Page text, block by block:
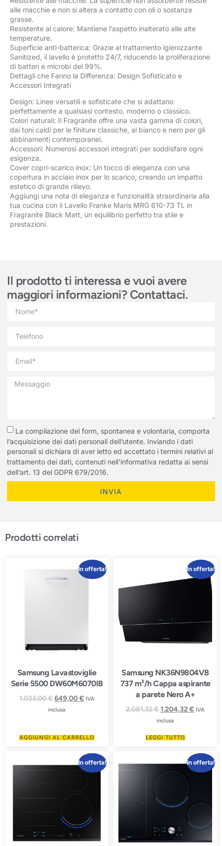
alle macchie e non si altera a contatto con oli o sostanze
grasse.
Resistente al calore: Mantiene l’aspetto inalterato alle alte
temperature.
Superficie anti-batterica: Grazie al trattamento igienizzante
Sanitized, il lavello è protetto 24/7, riducendo la proliferazione
di batteri e microbi del 99%.
Dettagli che Fanno la Differenza: Design Sofisticato e
Accessori Integrati
Design: Linee versatili e sofisticate che si adattano
perfettamente a qualsiasi contesto, moderno o classico.
Colori naturali: Il Fragranite offre una vasta gamma di colori,
dai toni caldi per le finiture classiche, al bianco e nero per gli
abbinamenti contemporanei.
Accessori: Numerosi accessori integrati per soddisfare ogni
esigenza.
Cover copri-scarico inox: Un tocco di eleganza con una
copertura in acciaio inox per lo scarico, creando un impatto
estetico di grande rilievo.
Aggiungi una nota di eleganza e funzionalità straordinaria alla
tua cucina con il Lavello Franke Maris MRG 610-73 TL in
Fragranite Black Matt, un equilibrio perfetto tra stile e
prestazioni.
Il prodotto ti interessa e vuoi avere
maggiori informazioni? Contattaci.
La compilazione del form, spontanea e volontaria, comporta
l’acquisizione dei dati personali dell’utente. Inviando i dati
personali si dichiara di aver letto ed accettato i termini relativi al
trattamento dei dati, contenuti nell'informativa redatta ai sensi
dell’art. 13 del GDPR 679/2016.
INVIA
Prodotti correlati
In offerta!
Samsung Lavastoviglie
Serie 5500 DW60M6070IB
1.033,00€ 649,00€ IVA
inclusa
AGGIUNGI AL CARRELLO
In offerta!
Samsung NK36N9804VB
737 m³/h Cappa aspirante
a parete Nero A+
2.081,32€1.204,32€ IVA
inclusa
LEGGI TUTTO
In offerta! In offerta!